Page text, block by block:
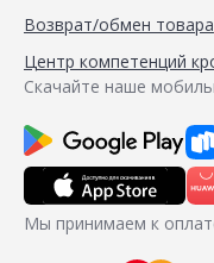
Возврат/обмен товара
Центр компетенций
Скачайте наше
Мы принимаем к